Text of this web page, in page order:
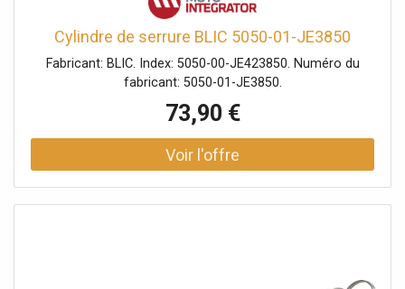
Cylindre de serrure BLIC 5050-01-JE3850
Fabricant: BLIC. Index: 5050-00-JE423850. Numéro du
fabricant: 5050-01-JE3850.
73,90 €